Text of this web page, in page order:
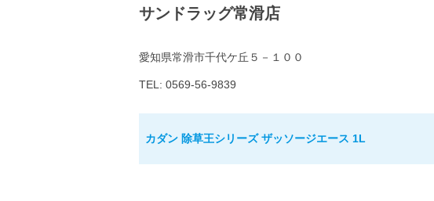
サンドラッグ常滑店
愛知県常滑市千代ケ丘５－１００
TEL: 0569-56-9839
カダン 除草王シリーズ ザッソージエース 1L